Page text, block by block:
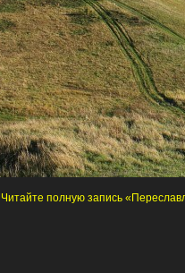
Читайте полную запись